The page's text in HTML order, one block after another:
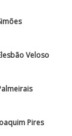
Veloso
Pires